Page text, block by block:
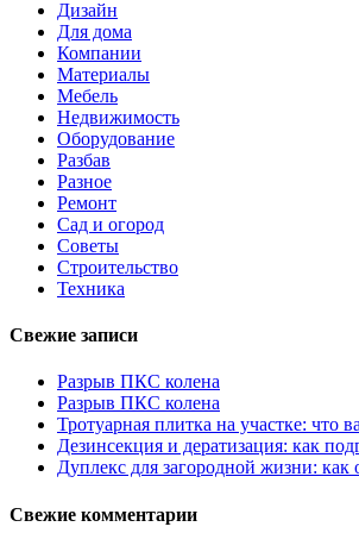
Дизайн
Для дома
Компании
Материалы
Мебель
Недвижимость
Оборудование
Разбав
Разное
Ремонт
Сад и огород
Советы
Строительство
Техника
Свежие записи
Разрыв ПКС колена
Разрыв ПКС колена
Тротуарная плитка на участке: что
Дезинсекция и дератизация: как
Дуплекс для загородной жизни:
Свежие комментарии